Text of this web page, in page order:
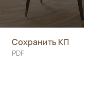
Сохранить КП
PDF